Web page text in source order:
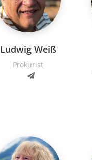
Ludwig Weiß
Prokurist